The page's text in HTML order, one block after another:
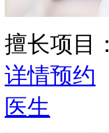
擅长项目：
详情预约
医生